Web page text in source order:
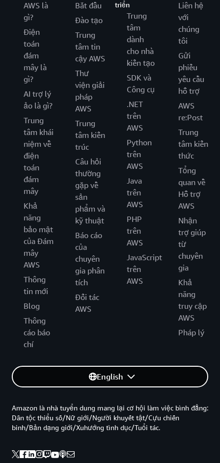
AWS là
gì?
Điện
toán
đám
mây là
gì?
AI trợ lý
ảo là gì?
Trung
tâm khái
niệm về
điện
toán
đám
mây
Khả
năng
bảo mật
của Đám
mây
AWS
Thông
tin mới
Blog
Thông
cáo báo
chí
Bắt đầu
Đào tạo
Trung
tâm tin
cậy AWS
Thư
viện giải
pháp
AWS
Trung
tâm kiến
trúc
Câu hỏi
thường
gặp về
sản
phẩm và
kỹ thuật
Báo cáo
của
chuyên
gia phân
tích
Đối tác
AWS
triển
Trung
tâm
dành
cho nhà
kiến tạo
SDK và
Công cụ
.NET
trên
AWS
Python
trên
AWS
Java
trên
AWS
PHP
trên
AWS
JavaScript
trên
AWS
Liên hệ
với
chúng
tôi
Gửi
phiếu
yêu cầu
hỗ trợ
AWS
re:Post
Trung
tâm kiến
thức
Tổng
quan về
Hỗ trợ
AWS
Nhận
trợ giúp
từ
chuyên
gia
Khả
năng
truy cập
AWS
Pháp lý
English
Amazon là nhà tuyển dung mang lại cơ hội làm việc bình đẳng:
Dân tộc thiểu số/Nữ giới/Người khuyết tật/Cựu chiến
binh/Bản dạng giới/Xuhướng tình dục/Tuổi tác.